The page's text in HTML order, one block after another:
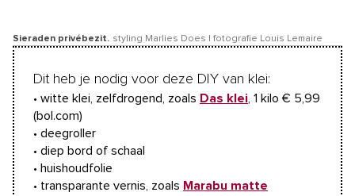
Sieraden privébezit. styling Marlies Does | fotografie Louis Lemaire
Dit heb je nodig voor deze DIY van klei:
• witte klei, zelfdrogend, zoals Das klei, 1 kilo € 5,99
(bol.com)
• deegroller
• diep bord of schaal
• huishoudfolie
• transparante vernis, zoals Marabu matte